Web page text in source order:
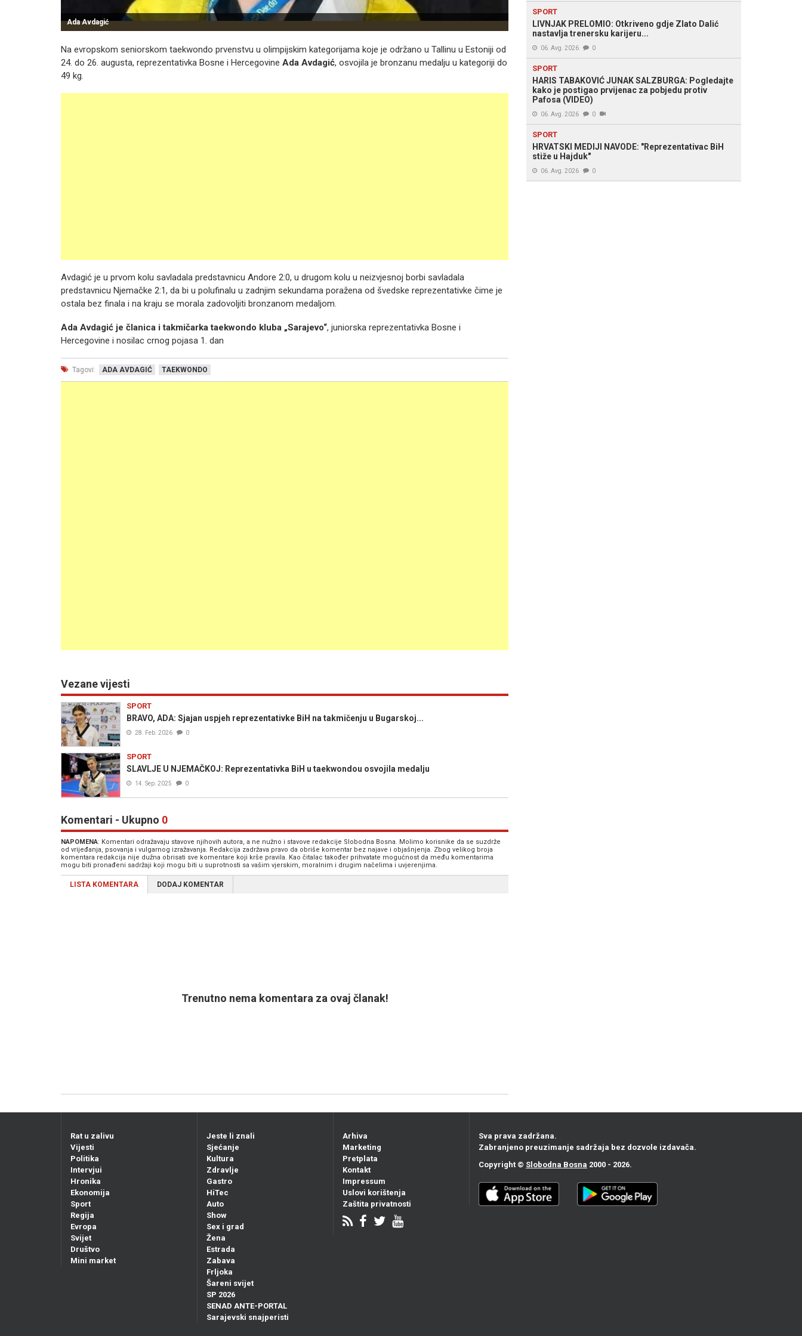
Ada Avdagić
Na evropskom seniorskom taekwondo prvenstvu u olimpijskim kategorijama koje je održano u Tallinu u Estoniji od
24. do 26. augusta, reprezentativka Bosne i Hercegovine Ada Avdagić, osvojila je bronzanu medalju u kategoriji do
49 kg.
Avdagić je u prvom kolu savladala predstavnicu Andore 2:0, u drugom kolu u neizvjesnoj borbi savladala
predstavnicu Njemačke 2:1, da bi u polufinalu u zadnjim sekundama poražena od švedske reprezentativke čime je
ostala bez finala i na kraju se morala zadovoljiti bronzanom medaljom.
Ada Avdagić je članica i takmičarka taekwondo kluba „Sarajevo“, juniorska reprezentativka Bosne i
Hercegovine i nosilac crnog pojasa 1. dan
Tagovi: ADA AVDAGIĆ TAEKWONDO
Vezane vijesti
SPORT
BRAVO, ADA: Sjajan uspjeh reprezentativke BiH na takmičenju u Bugarskoj...
28. Feb. 2026 0
SPORT
SLAVLJE U NJEMAČKOJ: Reprezentativka BiH u taekwondou osvojila medalju
14. Sep. 2025 0
Komentari - Ukupno 0
NAPOMENA: Komentari odražavaju stavove njihovih autora, a ne nužno i stavove redakcije Slobodna Bosna. Molimo korisnike da se suzdrže
od vrijeđanja, psovanja i vulgarnog izražavanja. Redakcija zadržava pravo da obriše komentar bez najave i objašnjenja. Zbog velikog broja
komentara redakcija nije dužna obrisati sve komentare koji krše pravila. Kao čitalac također prihvatate mogućnost da među komentarima
mogu biti pronađeni sadržaji koji mogu biti u suprotnosti sa vašim vjerskim, moralnim i drugim načelima i uvjerenjima.
LISTA KOMENTARA DODAJ KOMENTAR
Trenutno nema komentara za ovaj članak!
SPORT
LIVNJAK PRELOMIO: Otkriveno gdje Zlato Dalić
nastavlja trenersku karijeru...
06. Avg. 2026 0
SPORT
HARIS TABAKOVIĆ JUNAK SALZBURGA: Pogledajte
kako je postigao prvijenac za pobjedu protiv
Pafosa (VIDEO)
06. Avg. 2026 0
SPORT
HRVATSKI MEDIJI NAVODE: "Reprezentativac BiH
stiže u Hajduk"
06. Avg. 2026 0
Rat u zalivu
Vijesti
Politika
Intervjui
Hronika
Ekonomija
Sport
Regija
Evropa
Svijet
Društvo
Mini market
Jeste li znali
Sjećanje
Kultura
Zdravlje
Gastro
HiTec
Auto
Show
Sex i grad
Žena
Estrada
Zabava
Frljoka
Šareni svijet
SP 2026
SENAD ANTE-PORTAL
Sarajevski snajperisti
Arhiva
Marketing
Pretplata
Kontakt
Impressum
Uslovi korištenja
Zaštita privatnosti
Sva prava zadržana.
Zabranjeno preuzimanje sadržaja bez dozvole izdavača.
Copyright © Slobodna Bosna 2000 - 2026.